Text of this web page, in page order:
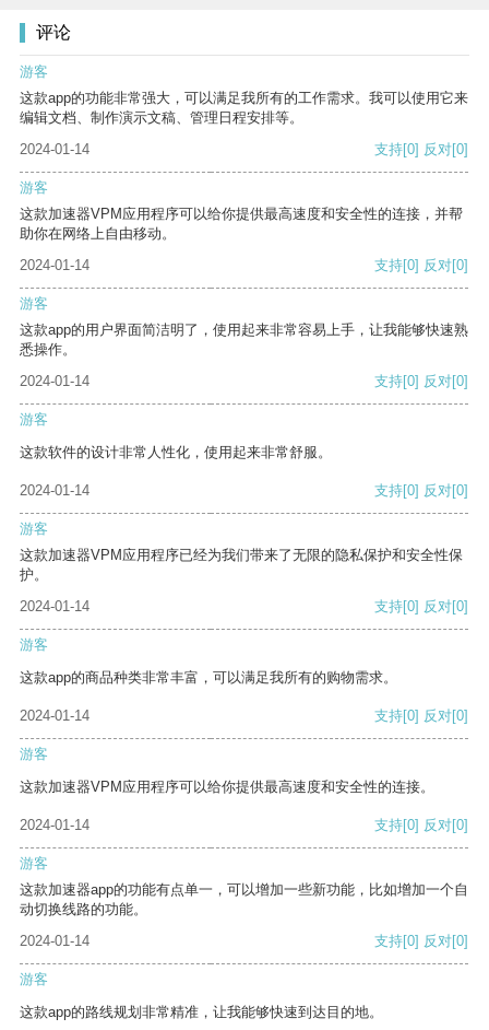
评论
游客
这款app的功能非常强大，可以满足我所有的工作需求。我可以使用它来
编辑文档、制作演示文稿、管理日程安排等。
2024-01-14
支持[0] 反对[0]
游客
这款加速器VPM应用程序可以给你提供最高速度和安全性的连接，并帮
助你在网络上自由移动。
2024-01-14
支持[0] 反对[0]
游客
这款app的用户界面简洁明了，使用起来非常容易上手，让我能够快速熟
悉操作。
2024-01-14
支持[0] 反对[0]
游客
这款软件的设计非常人性化，使用起来非常舒服。
2024-01-14 支持[0] 反对[0]
游客
这款加速器VPM应用程序已经为我们带来了无限的隐私保护和安全性保
护。
2024-01-14
支持[0] 反对[0]
游客
这款app的商品种类非常丰富，可以满足我所有的购物需求。
2024-01-14 支持[0] 反对[0]
游客
这款加速器VPM应用程序可以给你提供最高速度和安全性的连接。
2024-01-14 支持[0] 反对[0]
游客
这款加速器app的功能有点单一，可以增加一些新功能，比如增加一个自
动切换线路的功能。
2024-01-14
支持[0] 反对[0]
游客
这款app的路线规划非常精准，让我能够快速到达目的地。